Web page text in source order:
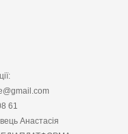
61
Анастасія